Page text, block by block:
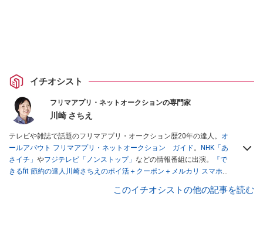
イチオシスト
フリマアプリ・ネットオークションの専門家
川崎 さちえ
テレビや雑誌で話題のフリマアプリ・オークション歴20年の達人。 オ
ールアバウト フリマアプリ・ネットオークション ガイド。
NHK「あ
さイチ」 やフジテレビ「ノンストップ」 などの情報番組に出演。
『で
きるfit 節約の達人川崎さちえのポイ活＋クーポン＋メルカリ スマホで
スマホ1つでスキマ時間に効率的に稼ぐ！』（翔泳社刊） ほか著書多
このイチオシストの他の記事を読む